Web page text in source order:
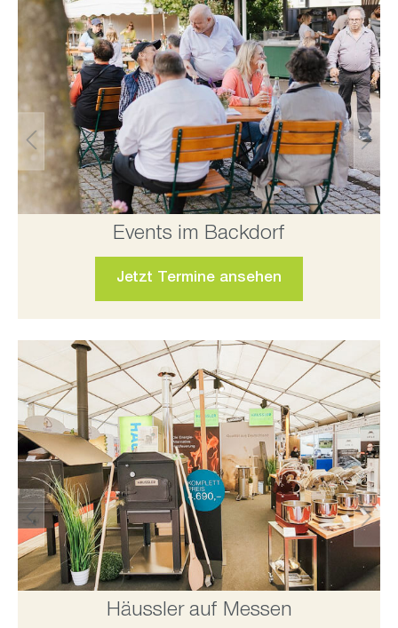
Events im Backdorf
Jetzt Termine ansehen
Häussler auf Messen